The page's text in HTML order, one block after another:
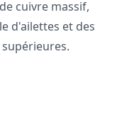
cuivre massif,
d'ailettes et des